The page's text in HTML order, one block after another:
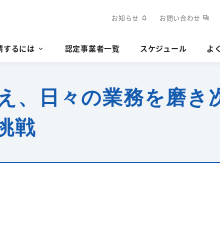
お知らせ notifications お問い合わせ forum
するには 認定事業者一覧 スケジュール よ
、日々の業務を磨き
戦